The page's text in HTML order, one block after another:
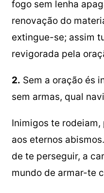
fogo sem lenha
renovação do
extingue-se; assim
revigorada pela
2. Sem a oração és
sem armas, qual
Inimigos te
aos eternos
de te perseguir, a
mundo de armar-te